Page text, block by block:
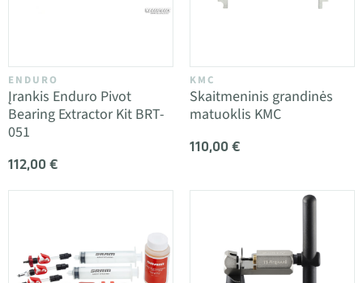
ENDURO
Įrankis Enduro Pivot
Bearing Extractor Kit BRT-
051
112,00 €
KMC
Skaitmeninis grandinės
matuoklis KMC
110,00 €